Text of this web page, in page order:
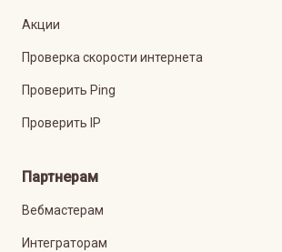
Акции
Проверка скорости интернета
Проверить Ping
Проверить IP
Партнерам
Вебмастерам
Интеграторам